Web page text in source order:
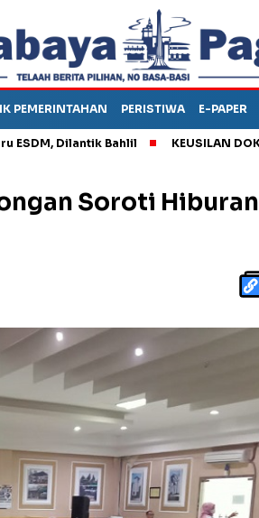
PEMERINTAHAN PERISTIWA E-PAPER
Bahlil KEUSILAN DOKTER
Soroti Hiburan